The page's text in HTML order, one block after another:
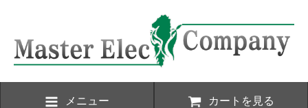
メニュー カートを見る